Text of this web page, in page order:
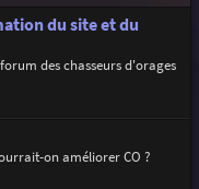
du site et du
des chasseurs d'orages
on améliorer CO ?